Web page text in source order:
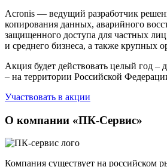
Acronis — ведущий разработчик
копирования данных, аварийного
защищенного доступа для частных
и среднего бизнеса, а также крупных
Акция будет действовать целый год –
– на территории Российской
Участвовать в акции
О компании «ПК-Сервис»
Компания существует на российском